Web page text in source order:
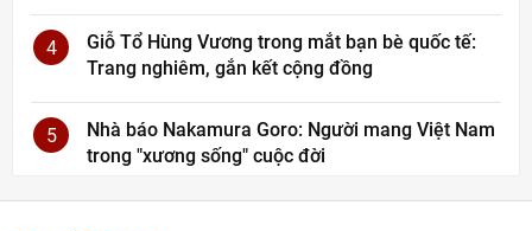
4
Giỗ Tổ Hùng Vương trong mắt bạn bè quốc tế:
Trang nghiêm, gắn kết cộng đồng
5
Nhà báo Nakamura Goro: Người mang Việt Nam
trong "xương sống" cuộc đời